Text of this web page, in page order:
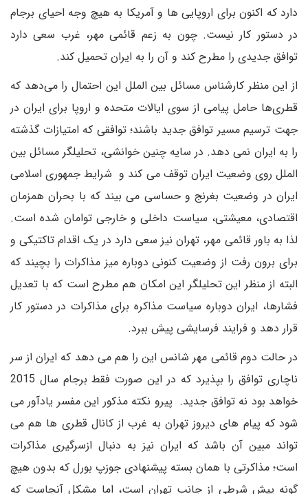
دارد که اکنون برای اروپایی ها و آمریکا به هیچ وجه احیای برجام
در دستور کار نیست. چون به زعم قائمی مهر، غرب سعی دارد
توافق جدیدی را مطرح کند و آن را به ایران تحمیل کند.
از این منظر کارشناس مسائل بین الملل این احتمال را می‌دهد که
قطری‌ها حامل پیامی از سوی ایالات متحده و اروپا برای ایران در
جهت ترسیم مسیر توافق جدید باشند؛ توافقی که امتیازات گذشته
را به ایران نمی دهد. در سایه چنین خوانشی، تحلیلگر مسائل بین
الملل روی وضعیت ایران توقف می کند و شرایط جمهوری اسلامی
ایران در وضعیت بغرنج و حساسی می بیند که با بحران همزمان
اقتصادی، معیشتی، سیاست داخلی و خارجی توامان شده است.
لذا به باور قائمی مهر، تهران نیز سعی دارد در یک اقدام تاکتیکی و
برای برون رفت از وضعیت کنونی دوباره میز مذاکرات را بچیند که
البته از منظر این تحلیلگر این امکان هم مطرح است که با تعدیل
فشارها، ایران دوباره سیاست مذاکره برای مذاکرات در دستور کار
قرار دهد و فرایند فرسایشی پیش ببرد.
در حالت دوم قائمی مهر شانس این را هم می دهد که ایران از سر
ناچاری توافق را بپذیرد که در این صورت فقط برجام سال 2015
خواهد بود نه توافق جدید. پیرو نکته مذکور این مفسر یادآور می
شود که پیام های دیروز تهران به غرب از کانال قطری ها هم می
تواند مبین آن باشد که ایران نیز به دنبال ازسرگیری مذاکرات
است؛ مذاکرتی با همان بسته پیشنهادی جوزپ بورل که بدون هیچ
گونه پیش شرطی از جانب تهران است، اما مشکل آنجاست که